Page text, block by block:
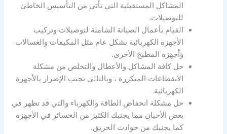
المشاكل المستقبلية التي تأتي من التأسيس الخاطئ
للتوصيلات.
القيام بأعمال الصيانة الشاملة لتوصيلات وتركيب
الأجهزة الكهربائية بشكل عام مثل المكيفات والغسالات
وأجهزة المطبخ الأخرى.
حل كافة المشاكل والأعطال والتخلص من مشكلة
الانقطاعات المتكررة ، وبالتالي تجنب الإضرار بالأجهزة
الكهربائية.
حل مشكلة انخفاض الطاقة والكهرباء والتي قد تظهر في
بعض الأحيان مما يجنبك الكثير من الخسائر في الأجهزة
كما يجنبك من حوادث الحريق.